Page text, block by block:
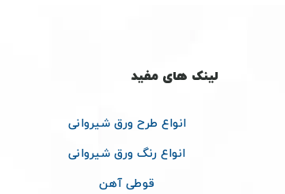
لینک های مفید
انواع طرح ورق شیروانی
انواع رنگ ورق شیروانی
قوطی آهن